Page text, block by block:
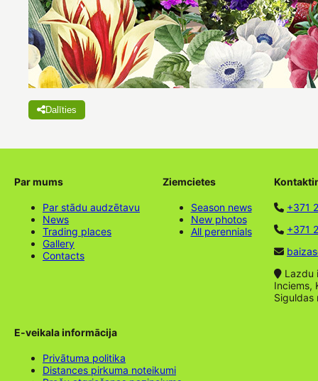
Dalīties
Par mums
Par stādu audzētavu
News
Trading places
Gallery
Contacts
Ziemcietes
Season news
New photos
All perennials
+371
+371
Lazdu
Inciems,
Siguldas
E-veikala informācija
Privātuma politika
Distances pirkuma noteikumi